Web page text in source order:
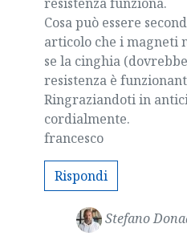
Cosa può essere
articolo che i magneti
se la cinghia
resistenza è
Ringraziandoti in
cordialmente.
francesco
Rispondi
Stefano